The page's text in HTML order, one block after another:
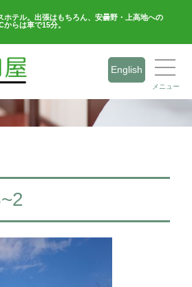
ホテル。出張はもちろん、安曇野・上高地への
らは車で15分。
English
メニュー